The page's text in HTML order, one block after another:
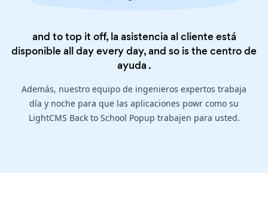
and to top it off, la asistencia al cliente está
disponible all day every day, and so is thecentro de
ayuda .
Además, nuestro equipo de ingenieros expertos trabaja
día y noche para que las aplicaciones powr como su
LightCMS Back to School Popup trabajen para usted.